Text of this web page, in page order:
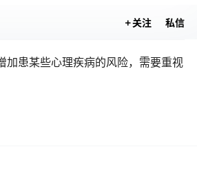
关注 私信
加患某些心理疾病的风险，需要重视